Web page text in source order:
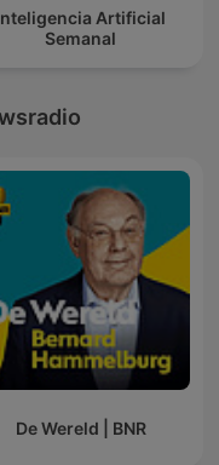
Artificial
Semanal
De Wereld | BNR